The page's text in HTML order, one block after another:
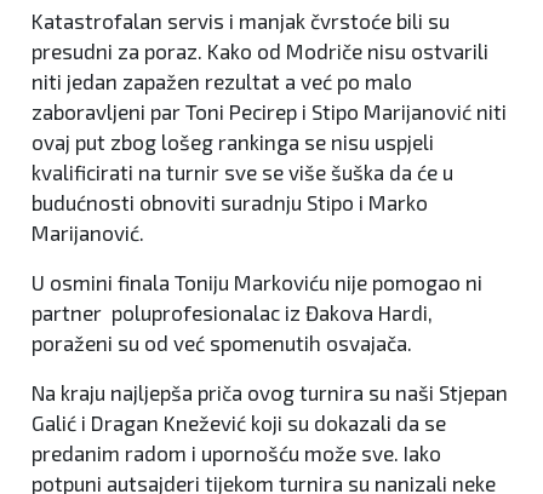
Katastrofalan servis i manjak čvrstoće bili su
presudni za poraz. Kako od Modriče nisu ostvarili
niti jedan zapažen rezultat a već po malo
zaboravljeni par Toni Pecirep i Stipo Marijanović niti
ovaj put zbog lošeg rankinga se nisu uspjeli
kvalificirati na turnir sve se više šuška da će u
budućnosti obnoviti suradnju Stipo i Marko
Marijanović.
U osmini finala Toniju Markoviću nije pomogao ni
partner poluprofesionalac iz Đakova Hardi,
poraženi su od već spomenutih osvajača.
Na kraju najljepša priča ovog turnira su naši Stjepan
Galić i Dragan Knežević koji su dokazali da se
predanim radom i upornošću može sve. Iako
potpuni autsajderi tijekom turnira su nanizali neke